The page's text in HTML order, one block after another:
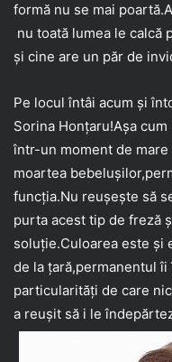
formă nu se mai
nu toată lumea le calcă
și cine are un păr de
Pe locul întâi acum și
Sorina Honțaru!Așa
într-un moment de
moartea
funcția.Nu reușește să
purta acest tip de freză
soluție.Culoarea este și
de la țară,permanentul
particularități de care
a reușit să i le